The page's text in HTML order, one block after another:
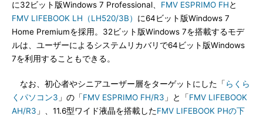
に32ビット版Windows 7 Professional、 FMV ESPRIMO FHと
FMV LIFEBOOK LH（LH520/3B） に64ビット版Windows 7
Home Premiumを採用。32ビット版Windows 7を搭載するモデ
ルは、ユーザーによるシステムリカバリで64ビット版Windows
7を利用することもできる。
なお、初心者やシニアユーザー層をターゲットにした「 らくら
くパソコン3 」の「FMV ESPRIMO FH/R3 」と「FMV LIFEBOOK
AH/R3 」、11.6型ワイド液晶を搭載したFMV LIFEBOOK PHの下